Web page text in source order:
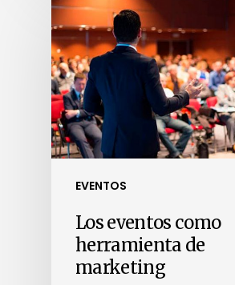
EVENTOS
Los eventos como
herramienta de
marketing